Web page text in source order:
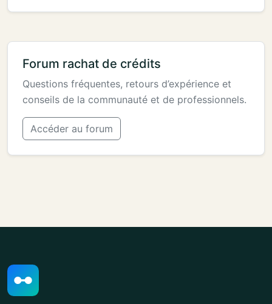
Forum rachat de crédits
Questions fréquentes, retours d’expérience et
conseils de la communauté et de professionnels.
Accéder au forum